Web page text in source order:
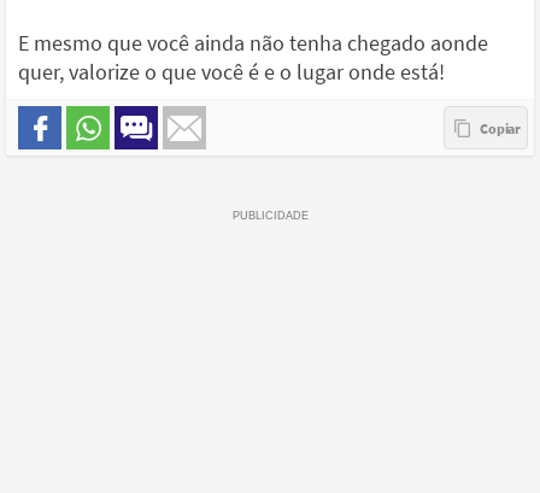
E mesmo que você ainda não tenha chegado aonde
quer, valorize o que você é e o lugar onde está!